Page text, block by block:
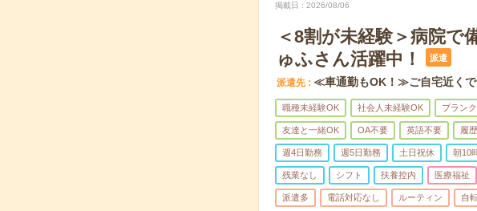
掲載日 2026/08/06
＜8割が未経験＞病院で
ゅふさん活躍中！
派遣
派遣先 ≪車通勤もOK！≫ご自宅近くで
職種未経験OK 社会人未経験OK ブラン
友達と一緒OK OA不要 英語不要 履
週4日勤務 週5日勤務 土日祝休 朝10
残業なし シフト 扶養控内 医療福祉
派遣多 電話対応なし ルーティン 自